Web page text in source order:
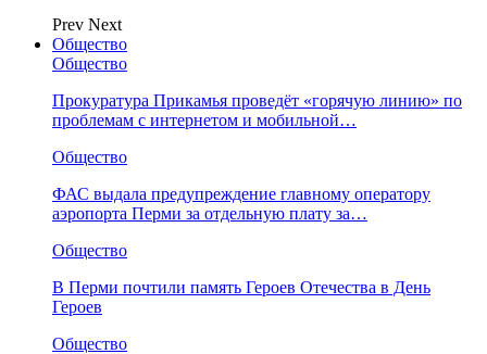
Prev Next
Общество
Общество
Прокуратура Прикамья проведёт «горячую линию» по
проблемам с интернетом и мобильной…
Общество
ФАС выдала предупреждение главному оператору
аэропорта Перми за отдельную плату за…
Общество
В Перми почтили память Героев Отечества в День
Героев
Общество